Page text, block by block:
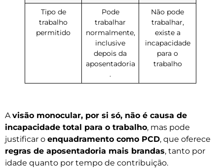
Tipo de
trabalho
permitido
Pode
trabalhar
normalmente,
inclusive
depois da
aposentadoria
.
Não pode
trabalhar,
existe a
incapacidade
para o
trabalho
A visão monocular, por si só, não é causa de
incapacidade total para o trabalho, mas pode
justificar o enquadramento como PCD, que oferece
regras de aposentadoria mais brandas, tanto por
idade quanto por tempo de contribuição.